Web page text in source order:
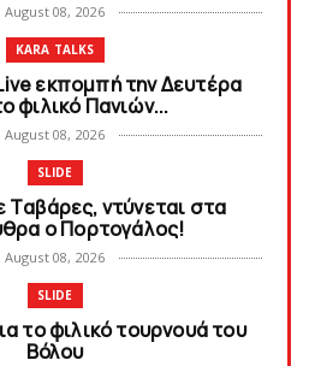
August 08, 2026
KARA TALKS
εκπομπή την Δευτέρα
φιλικό Πανιών...
August 08, 2026
SLIDE
Tαβάρες, ντύνεται στα
ο Πορτογάλος!
August 08, 2026
SLIDE
το φιλικό τουρνουά του
Bόλου